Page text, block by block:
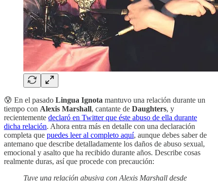
😰 En el pasado Lingua Ignota mantuvo una relación durante un
tiempo con Alexis Marshall, cantante de Daughters, y
recientemente declaró en Twitter que éste abuso de ella durante
dicha relación. Ahora entra más en detalle con una declaración
completa que puedes leer al completo aquí, aunque debes saber de
antemano que describe detalladamente los daños de abuso sexual,
emocional y asalto que ha recibido durante años. Describe cosas
realmente duras, así que procede con precaución:
Tuve una relación abusiva con Alexis Marshall desde